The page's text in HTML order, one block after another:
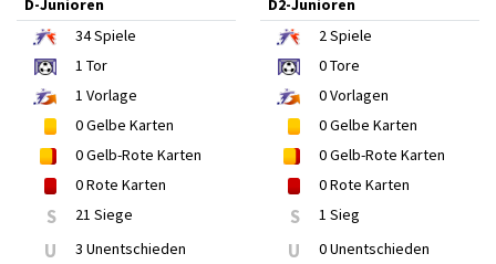
D-Junioren
34Spiele
1 Tor
1 Vorlage
0Gelbe Karten
0Gelb-Rote Karten
0Rote Karten
S 21 Siege
U 3 Unentschieden
D2-Junioren
2Spiele
0Tore
0Vorlagen
0Gelbe Karten
0Gelb-Rote Karten
0Rote Karten
S 1 Sieg
U 0 Unentschieden